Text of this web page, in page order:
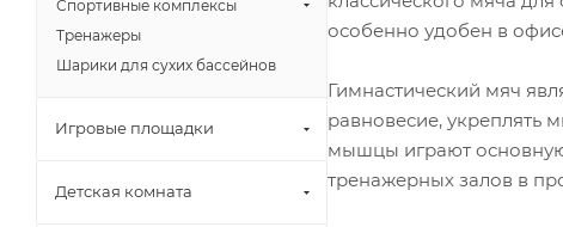
особенно удобен в
Гимнастический мяч
равновесие,
мышцы играют
тренажерных залов в
Спортивные комплексы
Тренажеры
Шарики для сухих бассейнов
Игровые площадки
Детская комната